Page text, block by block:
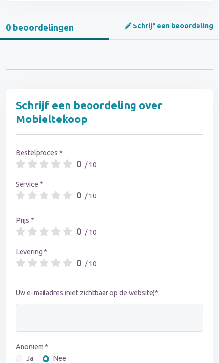
0 beoordelingen Schrijf een beoordeling
Schrijf een beoordeling over
Mobieltekoop
Bestelproces *
0 / 10
Service *
0 / 10
Prijs *
0 / 10
Levering *
0 / 10
Uw e-mailadres (niet zichtbaar op de website)*
Anoniem *
Ja
Nee